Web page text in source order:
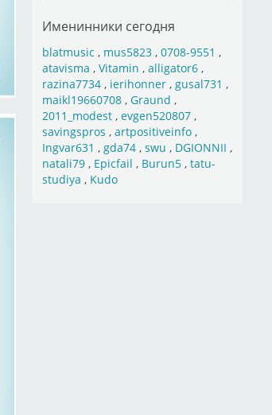
Именинники сегодня
blatmusic , mus5823, 0708-9551 ,
atavisma , Vitamin , alligator6,
razina7734, ierihonner, gusal731 ,
maikl19660708, Graund ,
2011_modest, evgen520807,
savingspros , artpositiveinfo,
Ingvar631 , gda74, swu , DGIONNII ,
natali79, Epicfail , Burun5, tatu-
studiya , Kudo